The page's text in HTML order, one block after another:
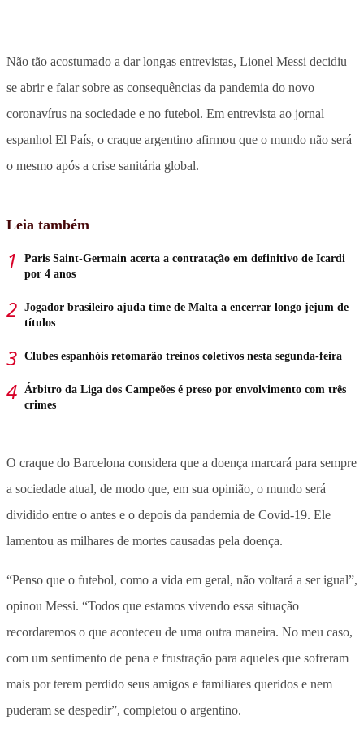
Não tão acostumado a dar longas entrevistas, Lionel Messi decidiu
se abrir e falar sobre as consequências da pandemia do novo
coronavírus na sociedade e no futebol. Em entrevista ao jornal
espanhol El País, o craque argentino afirmou que o mundo não será
o mesmo após a crise sanitária global.
Leia também
Paris Saint-Germain acerta a contratação em definitivo de Icardi
por 4 anos
Jogador brasileiro ajuda time de Malta a encerrar longo jejum de
títulos
Clubes espanhóis retomarão treinos coletivos nesta segunda-feira
Árbitro da Liga dos Campeões é preso por envolvimento com três
crimes
O craque do Barcelona considera que a doença marcará para sempre
a sociedade atual, de modo que, em sua opinião, o mundo será
dividido entre o antes e o depois da pandemia de Covid-19. Ele
lamentou as milhares de mortes causadas pela doença.
“Penso que o futebol, como a vida em geral, não voltará a ser igual”,
opinou Messi. “Todos que estamos vivendo essa situação
recordaremos o que aconteceu de uma outra maneira. No meu caso,
com um sentimento de pena e frustração para aqueles que sofreram
mais por terem perdido seus amigos e familiares queridos e nem
puderam se despedir”, completou o argentino.